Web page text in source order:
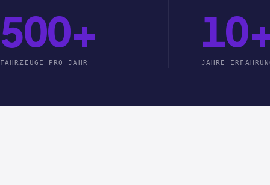
500+
FAHRZEUGE PRO JAHR JAHRE